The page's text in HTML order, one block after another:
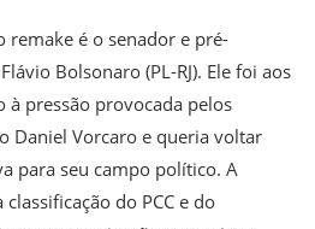
remake é o senador e pré-
Bolsonaro (PL-RJ). Ele foi aos
à pressão provocada pelos
Daniel Vorcaro e queria voltar
para seu campo político. A
do PCC e do